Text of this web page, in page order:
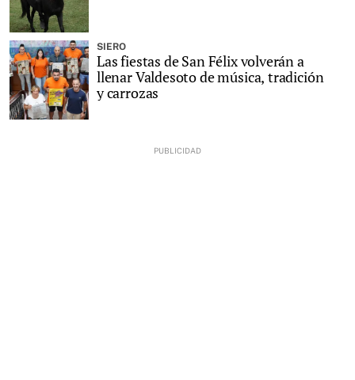
SIERO
Las fiestas de San Félix volverán a
llenar Valdesoto de música, tradición
y carrozas